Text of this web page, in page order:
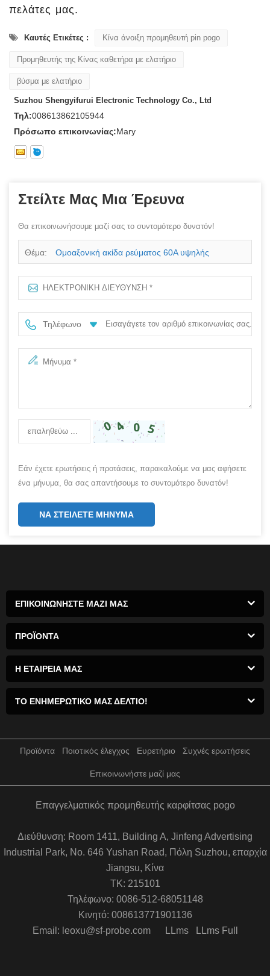
πελάτες μας.
Καυτές Ετικέτες : Κίνα άνοιξη προμηθευτή pin pogo
Προμηθευτής της Κίνας καθετήρα με ελατήριο
βύσμα με ελατήριο
Suzhou Shengyifurui Electronic Technology Co., Ltd
Τηλ:008613862105944
Πρόσωπο επικοινωνίας:Mary
Στείλτε Μας Μια Έρευνα
Θα επικοινωνήσουμε μαζί σας το συντομότερο δυνατόν!
Θέμα: Ομοαξονική ακίδα ρεύματος 60Α υψηλής
ποιότητας SF6659
Τηλέφωνο
Εάν έχετε ερωτήσεις ή προτάσεις, παρακαλούμε να μας αφήσετε
ένα μήνυμα, θα σας απαντήσουμε το συντομότερο δυνατόν!
ΝΑ ΣΤΕΊΛΕΤΕ ΜΉΝΥΜΑ
ΕΠΙΚΟΙΝΩΝΗΣΤΕ ΜΑΖΙ ΜΑΣ
ΠΡΟΪΌΝΤΑ
Η ΕΤΑΙΡΕΙΑ ΜΑΣ
ΤΟ ΕΝΗΜΕΡΩΤΙΚΌ ΜΑΣ ΔΕΛΤΊΟ!
Προϊόντα Ποιοτικός έλεγχος Ευρετήριο Συχνές ερωτήσεις
Επικοινωνήστε μαζί μας
Επαγγελματικός προμηθευτής καρφίτσας pogo
Διεύθυνση: Room 1411, Building A, Jinfeng Advertising
Industrial Park, No. 646 Yushan Road, Πόλη Suzhou, επαρχία
Jiangsu, Κίνα
ΤΚ: 215101
Τηλέφωνο: 0086-512-68051148
Κινητό: 008613771901136
Email: leoxu@sf-probe.com
LLms LLms Full